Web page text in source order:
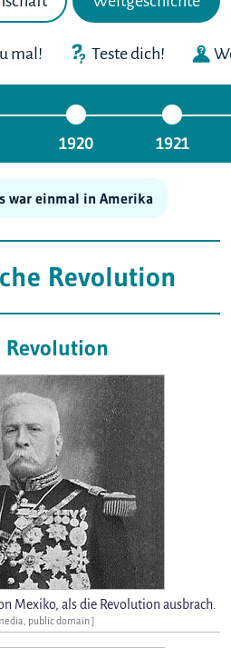
mal! Teste dich!
1920 1921
war einmal in Amerika
Revolution
Revolution
Mexiko, als die Revolution ausbrach.
public domain ]